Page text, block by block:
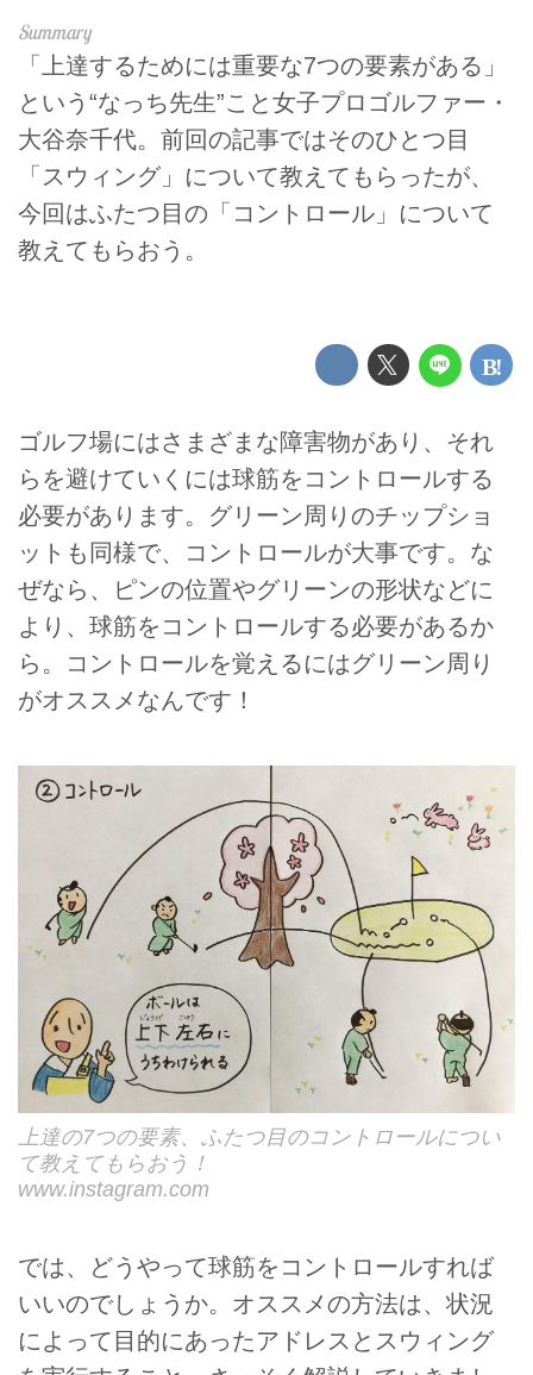
「上達するためには重要な7つの要素がある」
という“なっち先生”こと女子プロゴルファー・
大谷奈千代。前回の記事ではそのひとつ目
「スウィング」について教えてもらったが、
今回はふたつ目の「コントロール」について
教えてもらおう。
ゴルフ場にはさまざまな障害物があり、それ
らを避けていくには球筋をコントロールする
必要があります。グリーン周りのチップショ
ットも同様で、コントロールが大事です。な
ぜなら、ピンの位置やグリーンの形状などに
より、球筋をコントロールする必要があるか
ら。コントロールを覚えるにはグリーン周り
がオススメなんです！
上達の7つの要素、ふたつ目のコントロールについ
て教えてもらおう！
www.instagram.com
では、どうやって球筋をコントロールすれば
いいのでしょうか。オススメの方法は、状況
によって目的にあったアドレスとスウィング